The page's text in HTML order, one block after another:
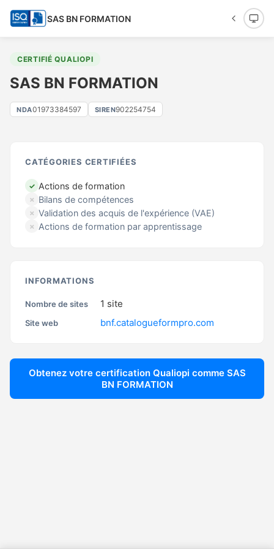
SAS BN FORMATION
CERTIFIÉ QUALIOPI
SAS BN FORMATION
NDA01973384597 SIREN902254754
CATÉGORIES CERTIFIÉES
✓ Actions de formation
✗ Bilans de compétences
✗ Validation des acquis de l'expérience (VAE)
✗ Actions de formation par apprentissage
INFORMATIONS
Nombre de sites 1 site
Site web bnf.catalogueformpro.com
Obtenez votre certification Qualiopi comme SAS
BN FORMATION